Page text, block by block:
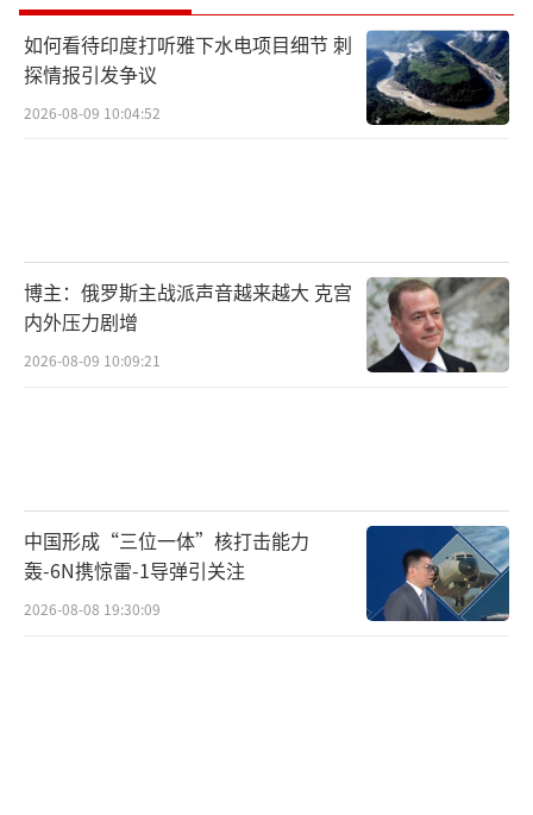
如何看待印度打听雅下水电项目细节 刺
探情报引发争议
2026-08-09 10:04:52
博主：俄罗斯主战派声音越来越大 克宫
内外压力剧增
2026-08-09 10:09:21
中国形成“三位一体”核打击能力
轰-6N携惊雷-1导弹引关注
2026-08-08 19:30:09